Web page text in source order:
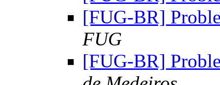
[FUG-BR]
FUG
[FUG-BR]